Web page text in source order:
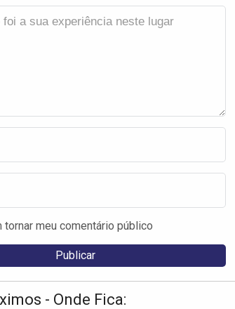
tornar meu comentário público
- Onde Fica: